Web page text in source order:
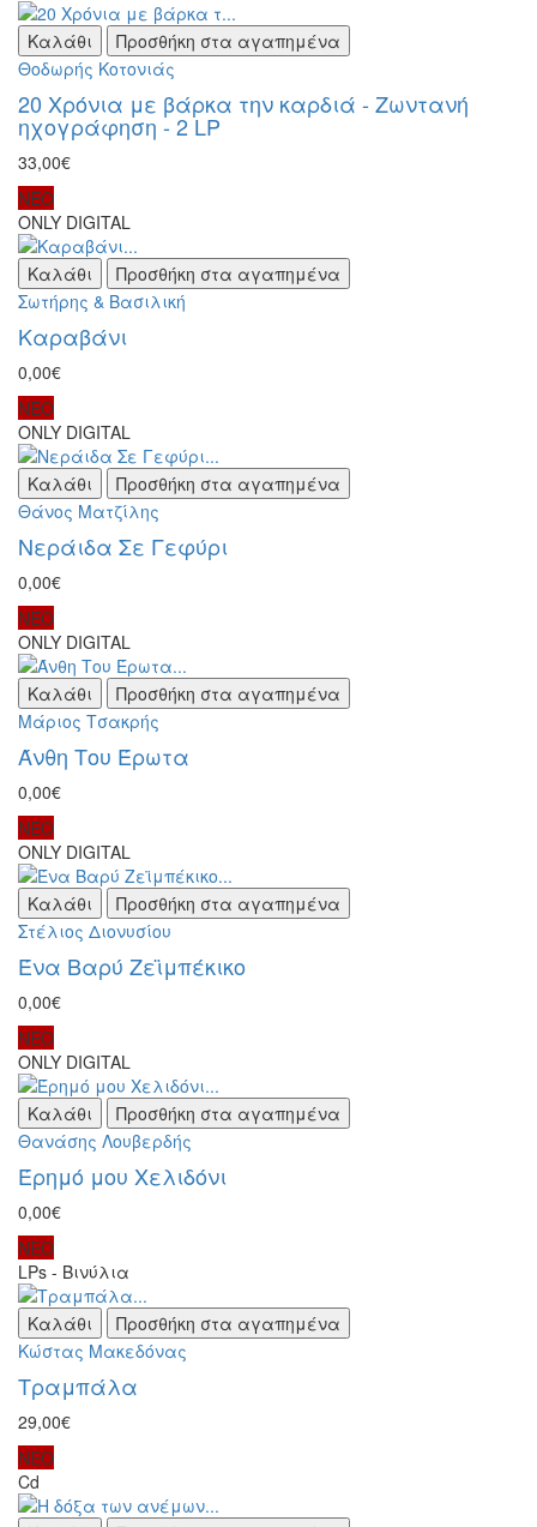
Καλάθι
Προσθήκη στα αγαπημένα
Θοδωρής Κοτονιάς
20 Χρόνια με βάρκα την καρδιά - Ζωντανή
ηχογράφηση - 2 LP
33,00€
ΝΕΟ
ONLY DIGITAL
Καλάθι
Προσθήκη στα αγαπημένα
Σωτήρης & Βασιλική
Καραβάνι
0,00€
ΝΕΟ
ONLY DIGITAL
Καλάθι
Προσθήκη στα αγαπημένα
Θάνος Ματζίλης
Νεράιδα Σε Γεφύρι
0,00€
ΝΕΟ
ONLY DIGITAL
Καλάθι
Προσθήκη στα αγαπημένα
Μάριος Τσακρής
Άνθη Του Έρωτα
0,00€
ΝΕΟ
ONLY DIGITAL
Καλάθι
Προσθήκη στα αγαπημένα
Στέλιος Διονυσίου
Ένα Βαρύ Ζεϊμπέκικο
0,00€
ΝΕΟ
ONLY DIGITAL
Καλάθι
Προσθήκη στα αγαπημένα
Θανάσης Λουβερδής
Έρημό μου Χελιδόνι
0,00€
ΝΕΟ
LPs - Βινύλια
Καλάθι
Προσθήκη στα αγαπημένα
Κώστας Μακεδόνας
Τραμπάλα
29,00€
ΝΕΟ
Cd